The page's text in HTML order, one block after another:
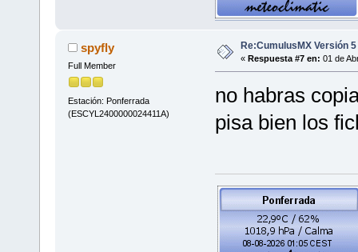
spyfly
Full Member
Estación: Ponferrada
(ESCYL2400000024411A)
Re:CumulusMX Versión 5
« Respuesta #7 en: 01 de
no habras
pisa bien los